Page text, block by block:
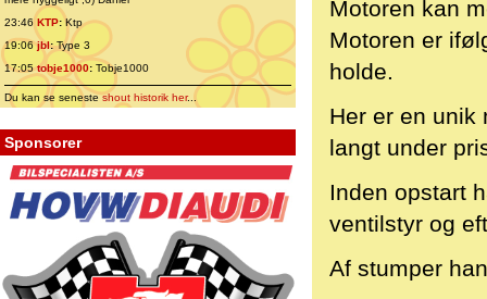
23:46 KTP:Ktp
19:06jbl:Type 3
17:05tobje1000: Tobje1000
Du kan se senesteshout historik her...
Sponsorer
Motoren kan
Motoren er
holde.
Her er en unik
langt under
Inden opstart
ventilstyr og
Af stumper